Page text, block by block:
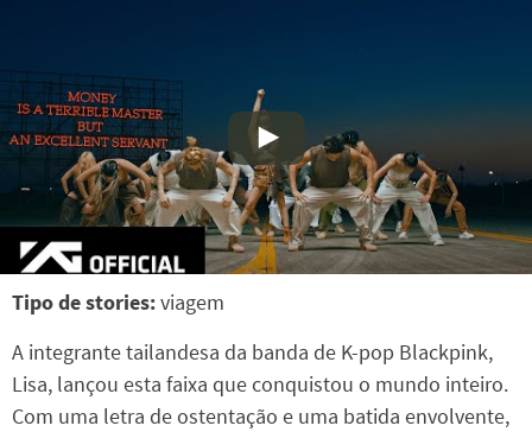
Tipo de stories:viagem
A integrante tailandesa da banda de K-pop Blackpink,
Lisa, lançou esta faixa que conquistou o mundo inteiro.
Com uma letra de ostentação e uma batida envolvente,